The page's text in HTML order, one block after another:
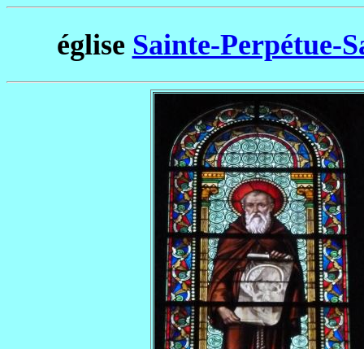
église Sainte-Perpétue-